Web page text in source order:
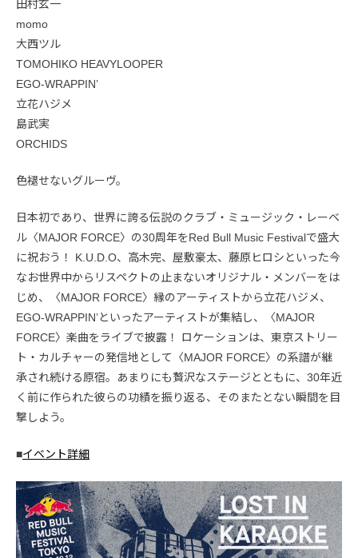
田村玄一
momo
大西ツル
TOMOHIKO HEAVYLOOPER
EGO-WRAPPIN’
立花ハジメ
島武実
ORCHIDS
色褪せないグルーヴ。
日本初であり、世界に誇る伝説のクラブ・ミュージック・レーベ
ル〈MAJOR FORCE〉の30周年をRed Bull Music Festivalで盛大
に祝おう！ K.U.D.O、高木完、屋敷豪太、藤原ヒロシといった今
なお世界中からリスペクトの止まないオリジナル・メンバーをは
じめ、〈MAJOR FORCE〉縁のアーティストから立花ハジメ、
EGO-WRAPPIN’といったアーティストが集結し、〈MAJOR
FORCE〉楽曲をライブで披露！ ロケーションは、東京ストリー
ト・カルチャーの発信地として〈MAJOR FORCE〉の系譜が継
承され続ける原宿。あまりにも贅沢なステージとともに、30年近
く前に作られた彼らの功績を振り返る、そのまたとない瞬間を目
撃しよう。
■イベント詳細